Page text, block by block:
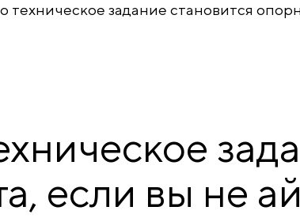
задание становится
если вы не